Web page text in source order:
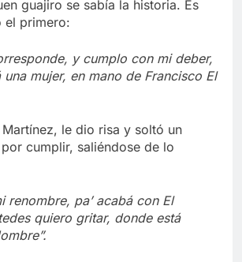
guajiro se sabía la historia. Es
el primero:
y cumplo con mi deber,
mujer, en mano de Francisco El
le dio risa y soltó un
cumplir, saliéndose de lo
renombre, pa’ acabá con El
quiero gritar, donde está